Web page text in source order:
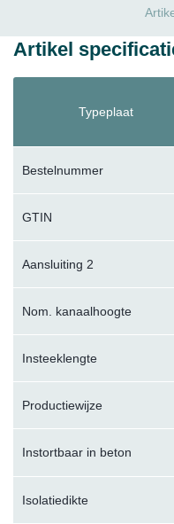
Artikel
Typeplaat
Bestelnummer
GTIN
Aansluiting 2
Nom. kanaalhoogte
Insteeklengte
Productiewijze
Instortbaar in beton
Isolatiedikte